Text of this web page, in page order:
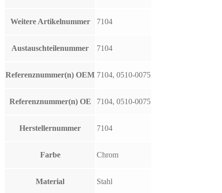
Weitere Artikelnummer 7104
Austauschteilenummer 7104
Referenznummer(n) OEM 7104, 0510-0075
Referenznummer(n) OE 7104, 0510-0075
Herstellernummer 7104
Farbe Chrom
Material Stahl